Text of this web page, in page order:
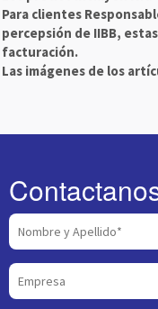
Para clientes
percepsión de IIBB,
facturación.
Las imágenes de los